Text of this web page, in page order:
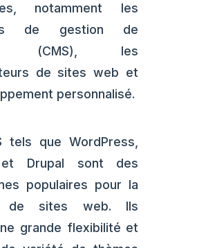
notamment les
de gestion de
(CMS), les
de sites web et
personnalisé.
tels que WordPress,
et Drupal sont des
populaires pour la
de sites web. Ils
grande flexibilité et